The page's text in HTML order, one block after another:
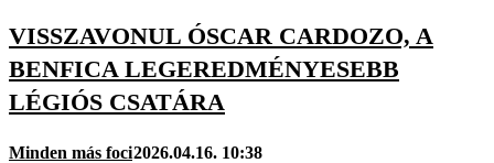
VISSZAVONUL ÓSCAR CARDOZO, A
BENFICA LEGEREDMÉNYESEBB
LÉGIÓS CSATÁRA
Minden más foci2026.04.16. 10:38